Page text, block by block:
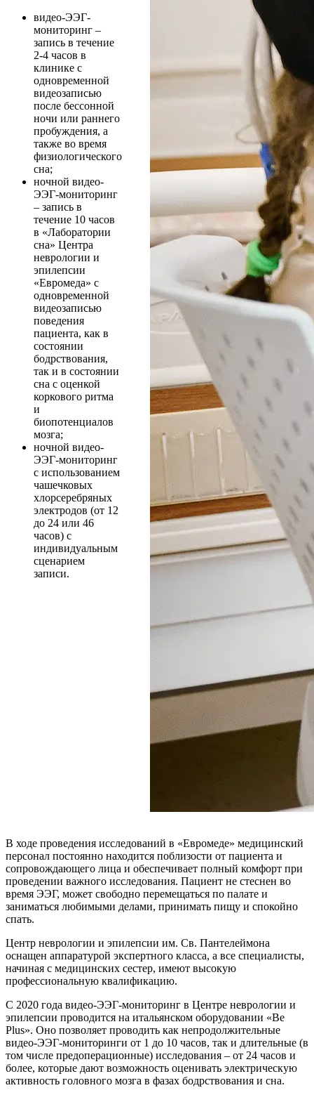
видео-ЭЭГ-
мониторинг –
запись в течение
2-4 часов в
клинике с
одновременной
видеозаписью
после бессонной
ночи или раннего
пробуждения, а
также во время
физиологического
сна;
ночной видео-
ЭЭГ-мониторинг
– запись в
течение 10 часов
в «Лаборатории
сна» Центра
неврологии и
эпилепсии
«Евромеда» с
одновременной
видеозаписью
поведения
пациента, как в
состоянии
бодрствования,
так и в состоянии
сна с оценкой
коркового ритма
и
биопотенциалов
мозга;
ночной видео-
ЭЭГ-мониторинг
с использованием
чашечковых
хлорсеребряных
электродов (от 12
до 24 или 46
часов) с
индивидуальным
сценарием
записи.
В ходе проведения исследований в «Евромеде» медицинский
персонал постоянно находится поблизости от пациента и
сопровождающего лица и обеспечивает полный комфорт при
проведении важного исследования. Пациент не стеснен во
время ЭЭГ, может свободно перемещаться по палате и
заниматься любимыми делами, принимать пищу и спокойно
спать.
Центр неврологии и эпилепсии им. Св. Пантелеймона
оснащен аппаратурой экспертного класса, а все специалисты,
начиная с медицинских сестер, имеют высокую
профессиональную квалификацию.
С 2020 года видео-ЭЭГ-мониторинг в Центре неврологии и
эпилепсии проводится на итальянском оборудовании «Be
Plus». Оно позволяет проводить как непродолжительные
видео-ЭЭГ-мониторинги от 1 до 10 часов, так и длительные (в
том числе предоперационные) исследования – от 24 часов и
более, которые дают возможность оценивать электрическую
активность головного мозга в фазах бодрствования и сна.